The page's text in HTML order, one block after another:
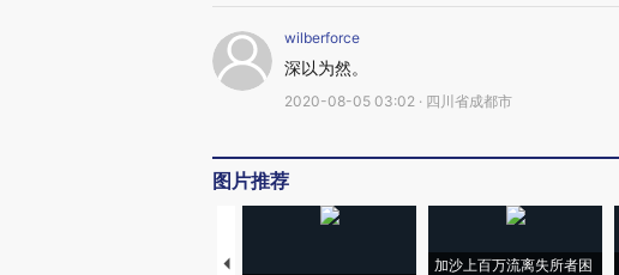
wilberforce
深以为然。
2020-08-05 03:02 · 四川省成都市
图片推荐
加沙上百万流离失所者困